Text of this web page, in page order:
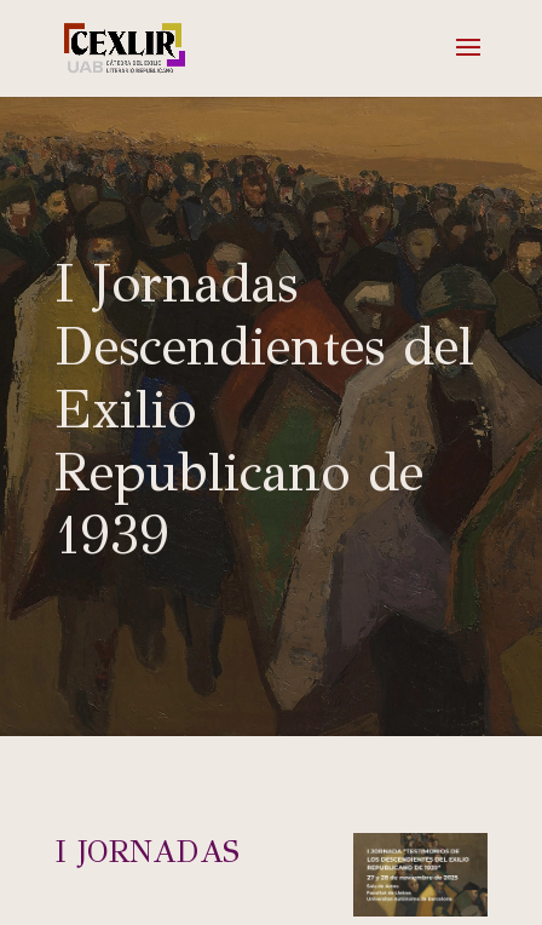
I Jornadas
Descendientes del
Exilio
Republicano de
1939
I JORNADAS